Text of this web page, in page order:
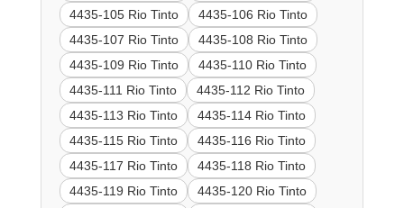
4435-105 Rio Tinto
4435-106 Rio Tinto
4435-107 Rio Tinto
4435-108 Rio Tinto
4435-109 Rio Tinto
4435-110 Rio Tinto
4435-111 Rio Tinto
4435-112 Rio Tinto
4435-113 Rio Tinto
4435-114 Rio Tinto
4435-115 Rio Tinto
4435-116 Rio Tinto
4435-117 Rio Tinto
4435-118 Rio Tinto
4435-119 Rio Tinto
4435-120 Rio Tinto